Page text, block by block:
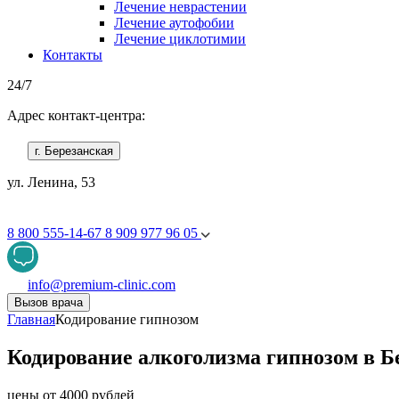
Лечение неврастении
Лечение аутофобии
Лечение циклотимии
Контакты
24/7
Адрес контакт-центра:
г. Березанская
ул. Ленина, 53
8 800 555-14-67 8 909 977 96 05
info@premium-clinic.com
Вызов врача
ГлавнаяКодирование гипнозом
Кодирование алкоголизма гипнозом в
цены от 4000 рублей